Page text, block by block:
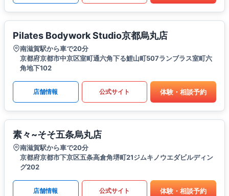
Pilates Bodywork Studio京都烏丸店
南滋賀駅から車で20分
京都府京都市中京区室町通六角下る鯉山町507ランブラス室町六
角地下102
店舗情報 公式サイト 体験・相談予約
素々~そそ五条烏丸店
南滋賀駅から車で20分
京都府京都市下京区五条高倉角堺町21ジムキノウエダビルディン
グ202
店舗情報 公式サイト 体験・相談予約